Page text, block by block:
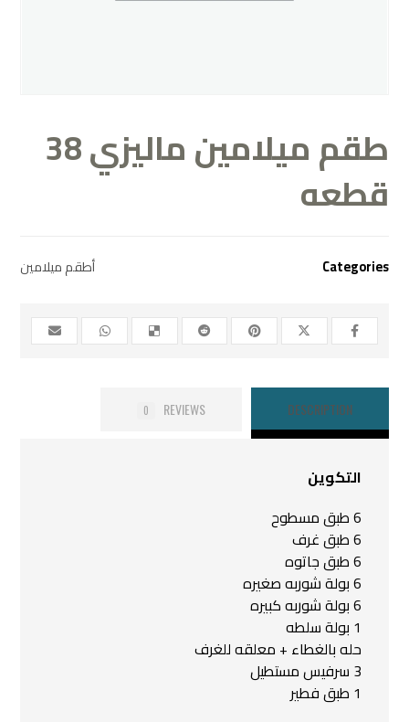
طقم ميلامين ماليزي 38
قطعه
Categories أطقم ميلامين
DESCRIPTION
REVIEWS
0
التكوين
6 طبق مسطوح
6 طبق غرف
6 طبق جاتوه
6 بولة شوربه صغيره
6 بولة شوربه كبيره
1 بولة سلطه
حله بالغطاء + معلقه للغرف
3 سرفيس مستطيل
1 طبق فطير